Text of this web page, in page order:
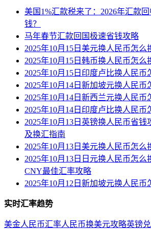
美国1%汇款税来了：2026年汇款
钱？
马年春节汇款回国极速省钱攻略
2025年10月15日美元换人民币怎么
2025年10月15日韩币换人民币怎么
2025年10月15日印度卢比换人民币
2025年10月14日新加坡元换人民币
2025年10月14日新西兰元换人民币
2025年10月14日印度卢比换人民币
2025年10月13日英镑换人民币省
及换汇指南
2025年10月13日美元换人民币怎么
2025年10月13日日元换人民币怎么
CNY最佳汇率攻略
2025年10月12日新加坡元换人民币
实时汇率趋势
美金人民币汇率人民币换美元攻略英镑